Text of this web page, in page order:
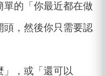
的「你最近都在做
頭，然後你只需要認
」，或「還可以